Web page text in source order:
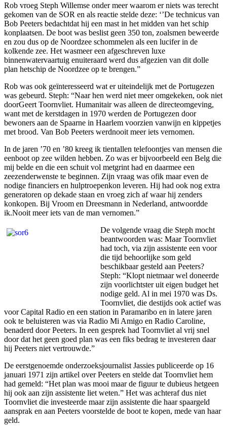
Rob vroeg Steph Willemse onder meer waarom er niets was terecht
gekomen van de SOR en als reactie stelde deze: ‘’De technicus van
Bob Peeters bedachtdat hij een mast in het midden van het schip
konplaatsen. De boot was beslist geen 350 ton, zoalsmen beweerde
en zou dus op de Noordzee schommelen als een lucifer in de
kolkende zee. Het wasmeer een afgeschreven luxe
binnenwatervaartuig enuiteraard werd dus afgezien van dit dolle
plan hetschip de Noordzee op te brengen.”
Rob was ook geïnteresseerd wat er uiteindelijk met de Portugezen
was gebeurd. Steph: “Naar hen werd niet meer omgekeken, ook niet
doorGeert Toornvliet. Humanitair was alleen de directeomgeving,
want met de kerstdagen in 1970 werden de Portugezen door
bewoners aan de Spaarne in Haarlem voorzien vanwijn en kippetjes
met brood. Van Bob Peeters werdnooit meer iets vernomen.
In de jaren ’70 en ’80 kreeg ik tientallen telefoontjes van mensen die
eenboot op zee wilden hebben. Zo was er bijvoorbeeld een Belg die
mij belde en die een schuit vol metgrint had en daarmee een
zeezenderwenste te beginnen. Zijn vraag was ofik maar even de
nodige financiers en hulptroepenkon leveren. Hij had ook nog extra
generatoren op dekade staan en vroeg zich af waar hij zenders
konkopen. Bij Vroom en Dreesmann in Nederland, antwoordde
ik.Nooit meer iets van de man vernomen.”
De volgende vraag die Steph mocht
beantwoorden was: Maar Toornvliet
had toch, via zijn assistente een voor
die tijd behoorlijke som geld
beschikbaar gesteld aan Peeters?
Steph: “Klopt nietmaar wel doneerde
zijn voorlichtster uit eigen budget het
nodige geld. Al in mei 1970 was Ds.
Toornvliet, die destijds ook actief was
voor Capital Radio en een station in Paramaribo en in latere jaren
ook te beluisteren was via Radio Mi Amigo en Radio Caroline,
benaderd door Peeters. In een gesprek had Toornvliet al vrij snel
door dat het geen goed plan was een fiks bedrag te investeren daar
hij Peeters niet vertrouwde.”
De eerstgenoemde onderzoeksjournalist Jassies publiceerde op 16
januari 1971 zijn artikel over Peeters en stelde dat Toornvliet hem
had gemeld: “Het plan was mooi maar de figuur te dubieus hetgeen
hij ook aan zijn assistente liet weten.” Het was achteraf dus niet
Toornvliet die investeerde maar zijn assistente die haar spaargeld
aansprak en aan Peeters voorstelde de boot te kopen, mede van haar
geld.